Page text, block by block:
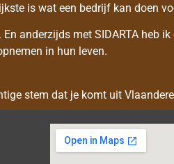
is wat een bedrijf kan doen
anderzijds met SIDARTA heb
in hun leven.
stem dat je komt uit